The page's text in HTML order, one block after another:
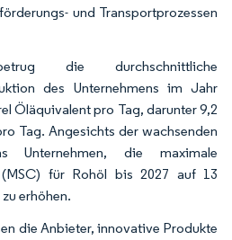
und Transportprozessen
die durchschnittliche
des Unternehmens im Jahr
Öläquivalent pro Tag, darunter 9,2
Tag. Angesichts der wachsenden
Unternehmen, die maximale
für Rohöl bis 2027 auf 13
erhöhen.
die Anbieter, innovative Produkte